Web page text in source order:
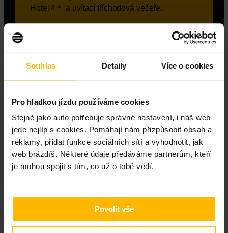
Souhlas Detaily Více o cookies
Pro hladkou jízdu používáme cookies
Stejně jako auto potřebuje správné nastavení, i náš web
jede nejlíp s cookies. Pomáhají nám přizpůsobit obsah a
reklamy, přidat funkce sociálních sítí a vyhodnotit, jak
web brázdíš. Některé údaje předáváme partnerům, kteří
je mohou spojit s tím, co už o tobě vědí.
Povolit vše
Hotel 4＊ a uvítací tříchodová večeře.
Snídaně, Ice Driving – základy jízdy na ledu,
soutěž na krátkém okruhu a dvouchodová
večeře.
4.3.
Snídaně, jízda na krátkém okruhu, oběd v týpí
stanu, jízda na dlouhém okruhu, relax ve
wellness / spa a tříchodová večeře.
(OSD) a let zpět do ČR.